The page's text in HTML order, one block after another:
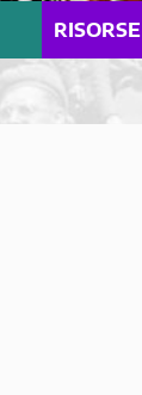
RISORSE